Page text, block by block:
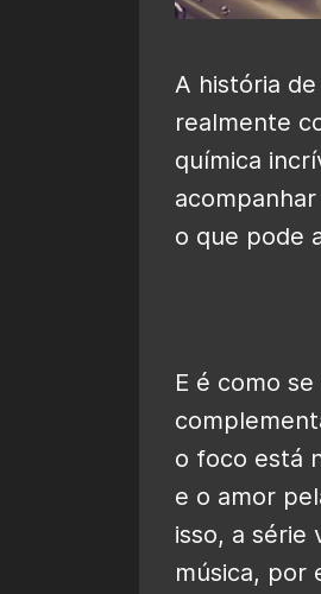
A história
realmente
química
o que pode
E é como
o foco está
e o amor
isso, a série
música, por